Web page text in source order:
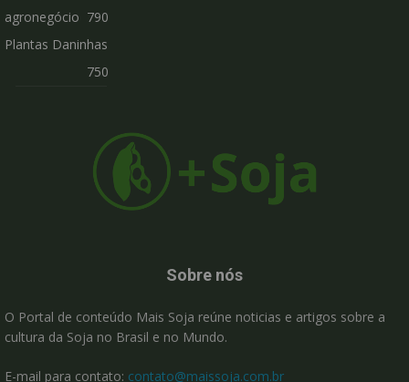
agronegócio 790
Plantas Daninhas
750
Sobre nós
O Portal de conteúdo Mais Soja reúne noticias e artigos sobre a
cultura da Soja no Brasil e no Mundo.
E-mail para contato: contato@maissoja.com.br